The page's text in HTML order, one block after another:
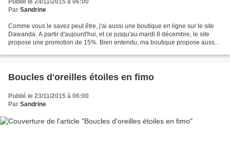
Publié le 24/11/2015 à 06:00
Par Sandrine
Comme vous le savez peut être, j'ai aussi une boutique en ligne sur le site
Dawanda. A partir d'aujourd'hui, et ce jusqu'au mardi 8 décembre, le site
propose une promotion de 15%. Bien entendu, ma boutique propose aussi
Boucles d'oreilles étoiles en fimo
Publié le 23/11/2015 à 06:00
Par Sandrine